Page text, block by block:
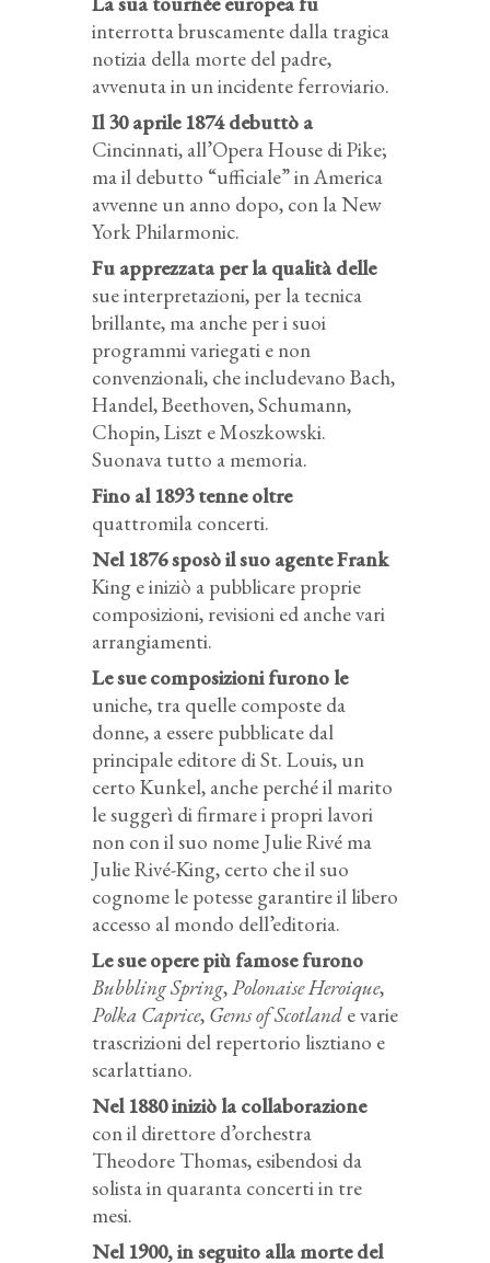
interrotta bruscamente dalla tragica
notizia della morte del padre,
avvenuta in un incidente ferroviario.
Il 30 aprile 1874 debuttò a
Cincinnati, all’Opera House di Pike;
ma il debutto “ufficiale” in America
avvenne un anno dopo, con la New
York Philarmonic.
Fu apprezzata per la qualità delle
sue interpretazioni, per la tecnica
brillante, ma anche per i suoi
programmi variegati e non
convenzionali, che includevano Bach,
Handel, Beethoven, Schumann,
Chopin, Liszt e Moszkowski.
Suonava tutto a memoria.
Fino al 1893 tenne oltre
quattromila concerti.
Nel 1876 sposò il suo agente Frank
King e iniziò a pubblicare proprie
composizioni, revisioni ed anche vari
arrangiamenti.
Le sue composizioni furono le
uniche, tra quelle composte da
donne, a essere pubblicate dal
principale editore di St. Louis, un
certo Kunkel, anche perché il marito
le suggerì di firmare i propri lavori
non con il suo nome Julie Rivé ma
Julie Rivé-King, certo che il suo
cognome le potesse garantire il libero
accesso al mondo dell’editoria.
Le sue opere più famose furono
Bubbling Spring,Polonaise Heroique,
Polka Caprice, Gems of Scotland e varie
trascrizioni del repertorio lisztiano e
scarlattiano.
Nel 1880 iniziò la collaborazione
con il direttore d’orchestra
Theodore Thomas, esibendosi da
solista in quaranta concerti in tre
mesi.
Nel 1900, in seguito alla morte del